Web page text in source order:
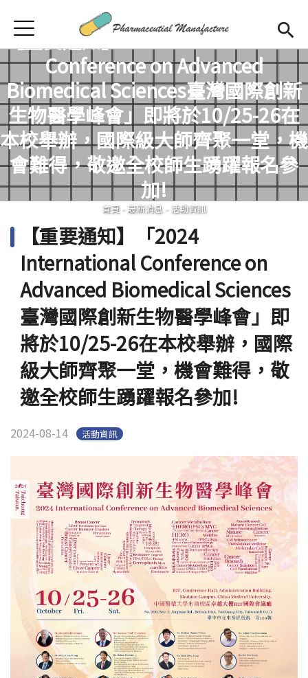
首頁
首頁
最新消息
學程簡介
Open
師資陣容
課程規劃
檔案下載
合作企業
English(link is external)
Jump to Navigation
Jump to Main content
【重要通知】「2024 International
Conference on Advanced
Biomedical Sciences臺灣國際創新
生物醫學峰會」即將於10/25-26在
本校舉辦，國際級大師齊聚一堂，機
會難得，敬邀全校師生踴躍報名參
加!
您在這裡
首頁 - 最新消息 - 活動資訊
【重要通知】「2024
International Conference on
Advanced Biomedical Sciences
臺灣國際創新生物醫學峰會」即
將於10/25-26在本校舉辦，國際
級大師齊聚一堂，機會難得，敬
邀全校師生踴躍報名參加!
2024-08-14 活動資訊